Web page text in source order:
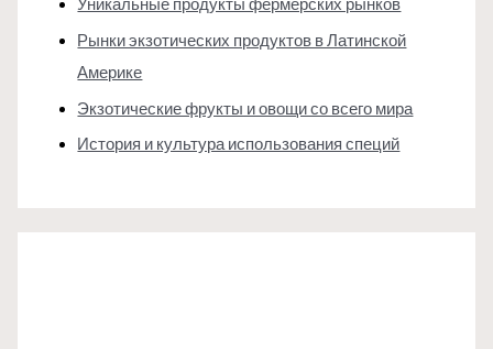
Уникальные продукты фермерских рынков
Рынки экзотических продуктов в Латинской
Америке
Экзотические фрукты и овощи со всего мира
История и культура использования специй